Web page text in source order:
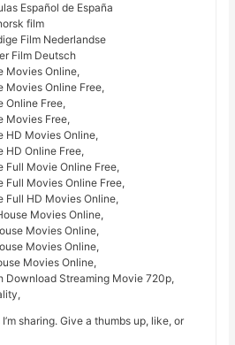
Español de España
film
Film Nederlandse
Film Deutsch
Movies Online,
Movies Online Free,
Online Free,
Movies Free,
HD Movies Online,
HD Online Free,
Full Movie Online Free,
Full Movies Online Free,
Full HD Movies Online,
Movies Online,
Movies Online,
Movies Online,
Movies Online,
Download Streaming Movie 720p,
sharing. Give a thumbs up, like, or